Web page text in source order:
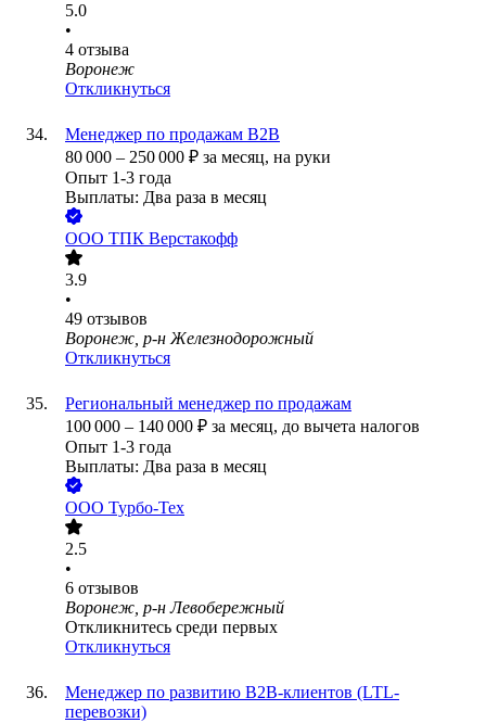
5.0
•
4 отзыва
Воронеж
Откликнуться
Менеджер по продажам В2В
80 000 – 250 000 ₽ за месяц, на руки
Опыт 1-3 года
Выплаты: Два раза в месяц
ООО ТПК Верстакофф
3.9
•
49 отзывов
Воронеж, р-н Железнодорожный
Откликнуться
Региональный менеджер по продажам
100 000 – 140 000 ₽ за месяц, до вычета налогов
Опыт 1-3 года
Выплаты: Два раза в месяц
ООО Турбо-Тех
2.5
•
6 отзывов
Воронеж, р-н Левобережный
Откликнитесь среди первых
Откликнуться
Менеджер по развитию B2B-клиентов (LTL-
перевозки)